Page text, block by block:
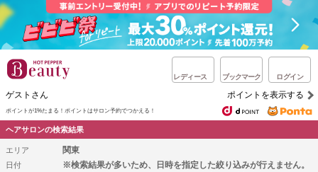
レディース ブックマーク ログイン
ゲストさん ポイントを表示する
ポイントが1%たまる！ ポイントはサロン予約でつかえる！
ヘアサロンの検索結果
エリア 関東
日付
※検索結果が多いため、日時を指定した絞り込みが行えません。